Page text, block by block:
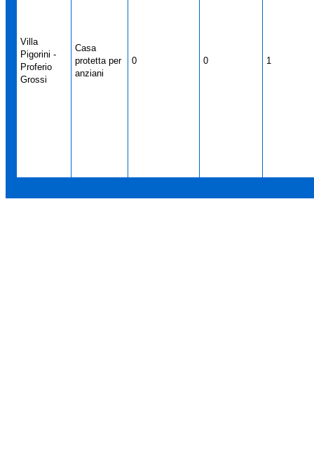
Villa
Pigorini -
Proferio
Grossi
Casa
protetta per
anziani
0 0 1